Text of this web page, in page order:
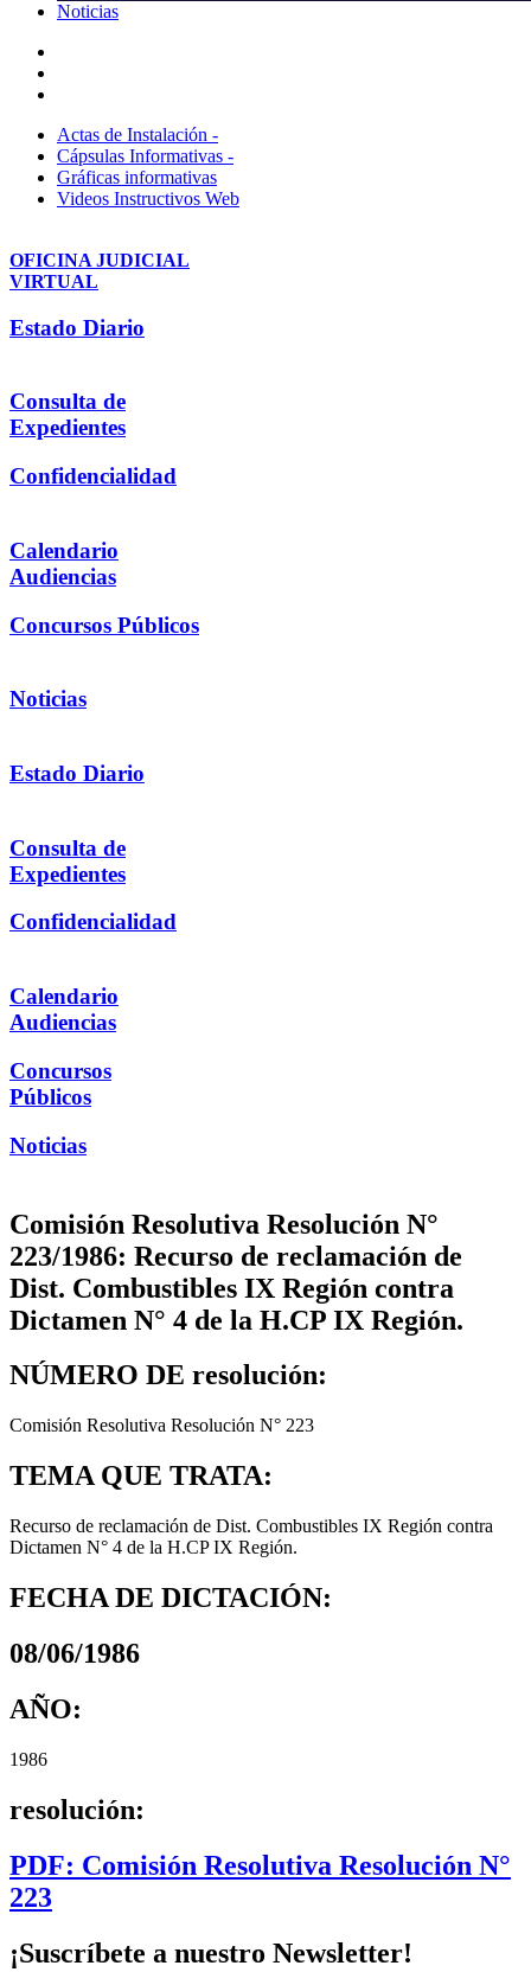
Noticias
Actas de Instalación -
Cápsulas Informativas -
Gráficas informativas
Videos Instructivos Web
OFICINA JUDICIAL
VIRTUAL
Estado Diario
Consulta de
Expedientes
Confidencialidad
Calendario
Audiencias
Concursos Públicos
Noticias
Estado Diario
Consulta de
Expedientes
Confidencialidad
Calendario
Audiencias
Concursos
Públicos
Noticias
Comisión Resolutiva Resolución N°
223/1986: Recurso de reclamación de
Dist. Combustibles IX Región contra
Dictamen N° 4 de la H.CP IX Región.
NÚMERO DE resolución:
Comisión Resolutiva Resolución N° 223
TEMA QUE TRATA:
Recurso de reclamación de Dist. Combustibles IX Región contra
Dictamen N° 4 de la H.CP IX Región.
FECHA DE DICTACIÓN:
08/06/1986
AÑO:
1986
resolución:
PDF: Comisión Resolutiva Resolución N°
223
¡Suscríbete a nuestro Newsletter!